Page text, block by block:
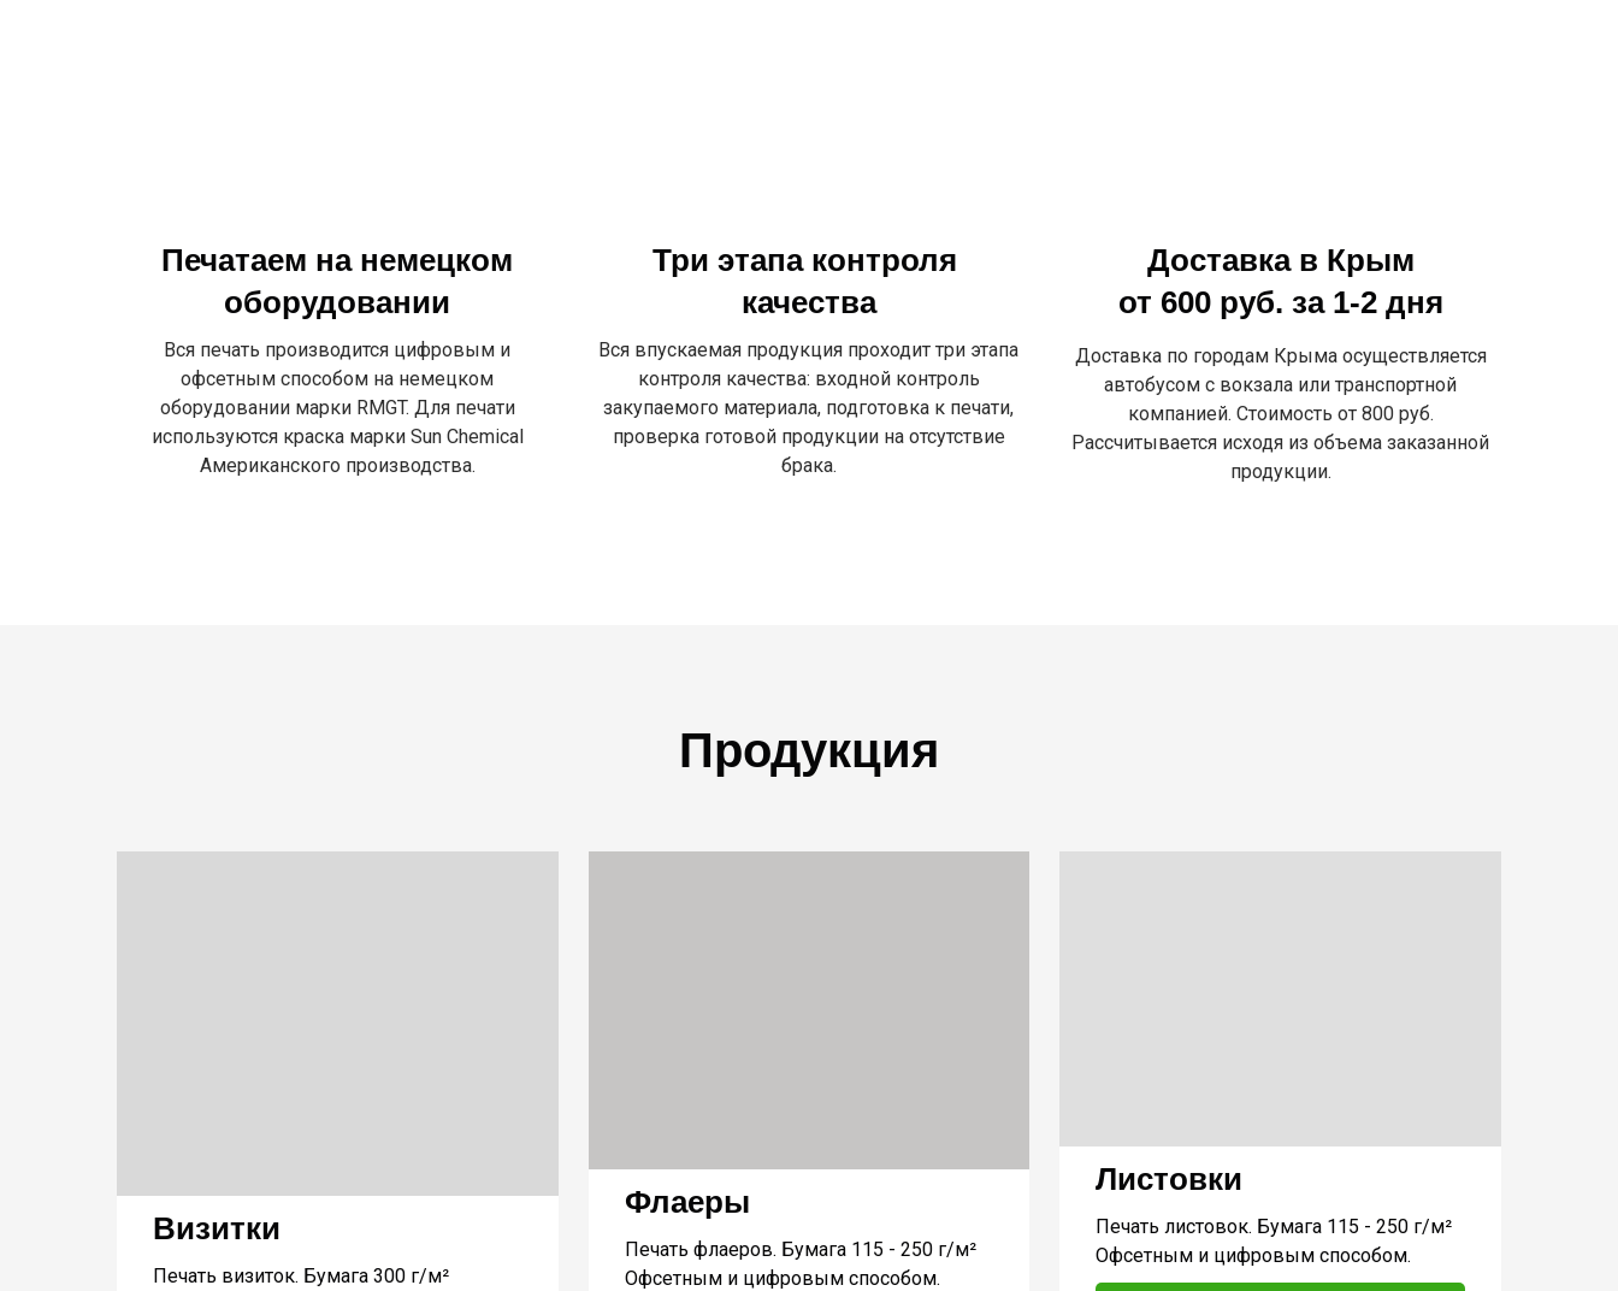
Печатаем на немецком
оборудовании
Вся печать производится цифровым и
офсетным способом на немецком
оборудовании марки RMGT. Для печати
используются краска марки Sun Chemical
Американского производства.
Три этапа контроля
качества
Вся впускаемая продукция проходит три этапа
контроля качества: входной контроль
закупаемого материала, подготовка к печати,
проверка готовой продукции на отсутствие
брака.
Доставка в Крым
от 600 руб. за 1-2 дня
Доставка по городам Крыма осуществляется
автобусом с вокзала или транспортной
компанией. Стоимость от 800 руб.
Рассчитывается исходя из объема заказанной
продукции.
Продукция
Визитки
Печать визиток. Бумага 300 г/м²
Флаеры
Печать флаеров. Бумага 115 - 250 г/м²
Офсетным и цифровым способом.
Листовки
Печать листовок. Бумага 115 - 250 г/м²
Офсетным и цифровым способом.